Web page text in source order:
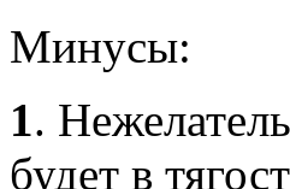
Минусы:
1.
будет в